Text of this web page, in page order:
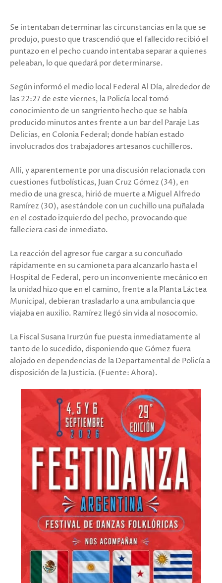
Se intentaban determinar las circunstancias en la que se
produjo, puesto que trascendió que el fallecido recibió el
puntazo en el pecho cuando intentaba separar a quienes
peleaban, lo que quedará por determinarse.
Según informó el medio local Federal Al Día, alrededor de
las 22:27 de este viernes, la Policía local tomó
conocimiento de un sangriento hecho que se había
producido minutos antes frente a un bar del Paraje Las
Delicias, en Colonia Federal; donde habían estado
involucrados dos trabajadores artesanos cuchilleros.
Allí, y aparentemente por una discusión relacionada con
cuestiones futbolísticas, Juan Cruz Gómez (34), en
medio de una gresca, hirió de muerte a Miguel Alfredo
Ramírez (30), asestándole con un cuchillo una puñalada
en el costado izquierdo del pecho, provocando que
falleciera casi de inmediato.
La reacción del agresor fue cargar a su concuñado
rápidamente en su camioneta para alcanzarlo hasta el
Hospital de Federal, pero un inconveniente mecánico en
la unidad hizo que en el camino, frente a la Planta Láctea
Municipal, debieran trasladarlo a una ambulancia que
viajaba en auxilio. Ramírez llegó sin vida al nosocomio.
La Fiscal Susana Irurzún fue puesta inmediatamente al
tanto de lo sucedido, disponiendo que Gómez fuera
alojado en dependencias de la Departamental de Policía a
disposición de la Justicia. (Fuente: Ahora).